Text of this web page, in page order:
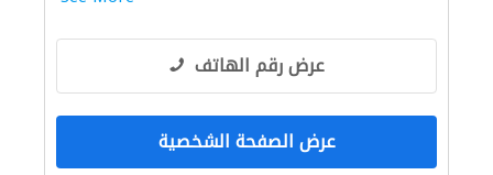
عرض رقم الهاتف
عرض الصفحة الشخصية